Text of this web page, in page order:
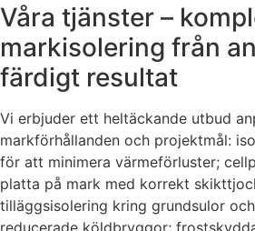
Våra tjänster –
markisolering från
färdigt resultat
Vi erbjuder ett heltäckande utbud
markförhållanden och projektmål:
för att minimera värmeförluster;
platta på mark med korrekt
tilläggsisolering kring grundsulor
reducerade köldbryggor;